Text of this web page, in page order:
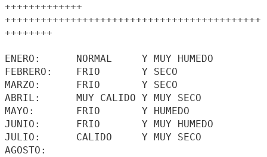
+++++++++++++
+++++++++++++++++++++++++++++++++++++++++++
++++++++
ENERO: NORMAL Y MUY HUMEDO
FEBRERO: FRIO Y SECO
MARZO: FRIO Y SECO
ABRIL: MUY CALIDO Y MUY SECO
MAYO: FRIO Y HUMEDO
JUNIO: FRIO Y MUY HUMEDO
JULIO: CALIDO Y MUY SECO
AGOSTO: